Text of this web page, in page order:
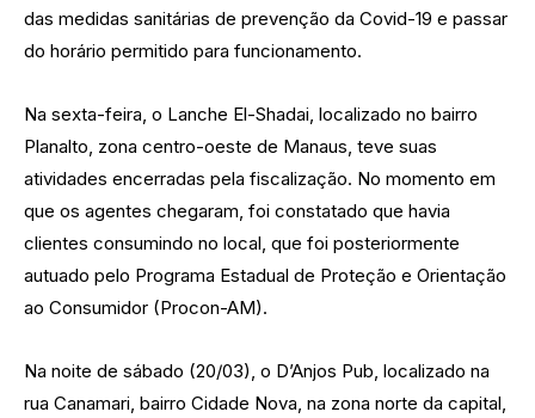
das medidas sanitárias de prevenção da Covid-19 e passar
do horário permitido para funcionamento.
Na sexta-feira, o Lanche El-Shadai, localizado no bairro
Planalto, zona centro-oeste de Manaus, teve suas
atividades encerradas pela fiscalização. No momento em
que os agentes chegaram, foi constatado que havia
clientes consumindo no local, que foi posteriormente
autuado pelo Programa Estadual de Proteção e Orientação
ao Consumidor (Procon-AM).
Na noite de sábado (20/03), o D’Anjos Pub, localizado na
rua Canamari, bairro Cidade Nova, na zona norte da capital,